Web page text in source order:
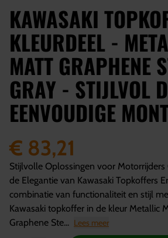
KAWASAKI
KLEURDEEL -
MATT GRAPHENE
GRAY - STIJLVOL
EENVOUDIGE
€ 83,21
Stijlvolle Oplossingen voor Motorrijders
de Elegantie van Kawasaki Topkoffers
combinatie van functionaliteit en stijl
Kawasaki topkoffer in de kleur Metallic
Graphene Ste... Lees meer